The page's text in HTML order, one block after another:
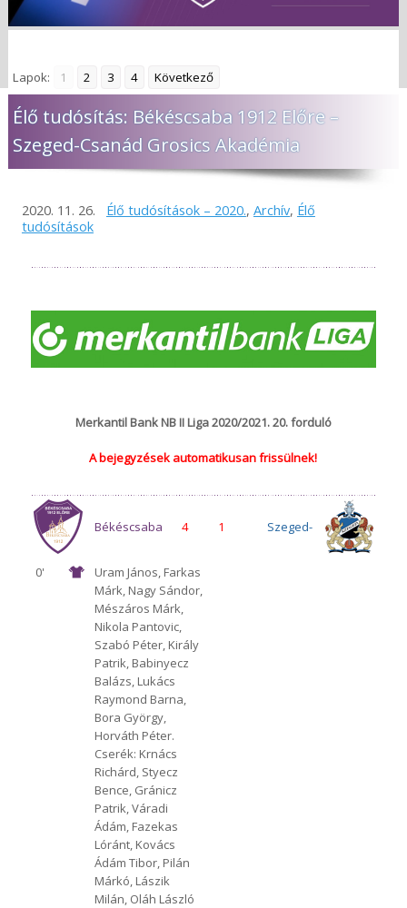
Lapok: 1 2 3 4 Következő
Élő tudósítás: Békéscsaba 1912 Előre –
Szeged-Csanád Grosics Akadémia
2020. 11. 26. Élő tudósítások – 2020., Archív, Élő
tudósítások
Merkantil Bank NB II Liga 2020/2021. 20. forduló
A bejegyzések automatikusan frissülnek!
Békéscsaba
1912 Előre
4 Szeged-
1
0'
Uram János, Farkas
Márk, Nagy Sándor,
Mészáros Márk,
Nikola Pantovic,
Szabó Péter, Király
Patrik, Babinyecz
Balázs, Lukács
Raymond Barna,
Bora György,
Horváth Péter.
Cserék: Krnács
Richárd, Styecz
Bence, Gránicz
Patrik, Váradi
Ádám, Fazekas
Lóránt, Kovács
Ádám Tibor, Pilán
Márkó, Lászik
Milán, Oláh László